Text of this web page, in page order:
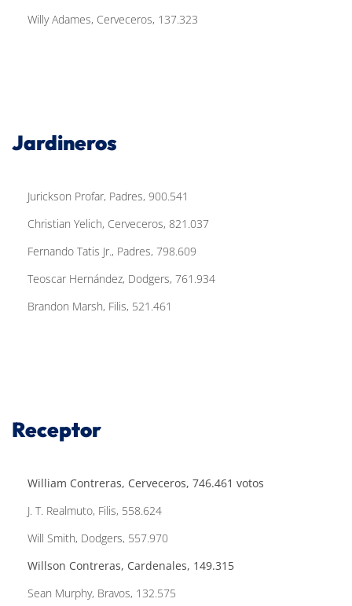
Willy Adames, Cerveceros, 137.323
Jardineros
Jurickson Profar, Padres, 900.541
Christian Yelich, Cerveceros, 821.037
Fernando Tatis Jr., Padres, 798.609
Teoscar Hernández, Dodgers, 761.934
Brandon Marsh, Filis, 521.461
Receptor
William Contreras, Cerveceros, 746.461 votos
J. T. Realmuto, Filis, 558.624
Will Smith, Dodgers, 557.970
Willson Contreras, Cardenales, 149.315
Sean Murphy, Bravos, 132.575